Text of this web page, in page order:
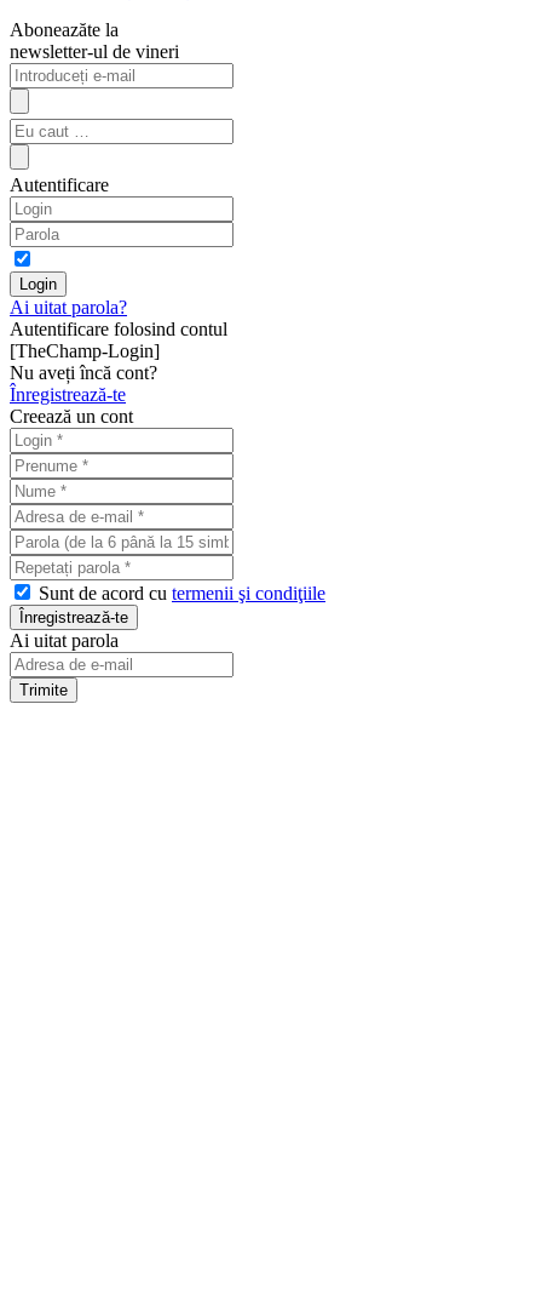
Aboneazăte la
newsletter-ul de vineri
Autentificare
Ai uitat parola?
Autentificare folosind contul
[TheChamp-Login]
Nu aveți încă cont?
Înregistrează-te
Creează un cont
Sunt de acord cu termenii şi condiţiile
Ai uitat parola